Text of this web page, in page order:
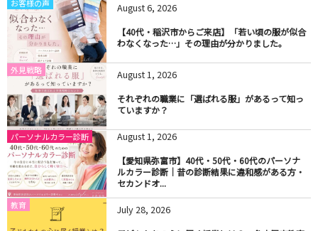
お客様の声 August6, 2026
【40代・稲沢市からご来店】「若い頃の服が似合
わなくなった…」その理由が分かりました。
外見戦略 August 1 , 2026
それぞれの職業に「選ばれる服」があるって知っ
ていますか？
パーソナルカラー診断 August 1 , 2026
【愛知県弥富市】40代・50代・60代のパーソナ
ルカラー診断｜昔の診断結果に違和感がある方・
セカンドオ...
教育 July 28, 2026